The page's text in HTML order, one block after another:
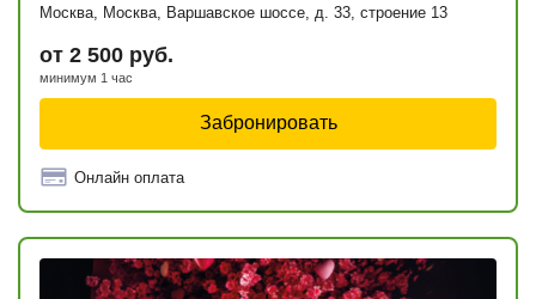
Москва, Москва, Варшавское шоссе, д. 33, строение 13
от 2 500 руб.
минимум 1 час
Забронировать
Онлайн оплата